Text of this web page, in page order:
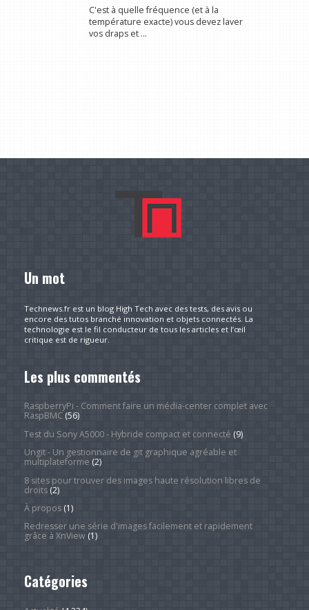
C'est à quelle fréquence (et à la
température exacte) vous devez laver
vos draps et ...
Un mot
Technews.fr est un blog High Tech avec des tests, des avis ou
encore des tutos branché innovation et objets connectés. La
technologie est le fil conducteur de tous les articles et l’œil
critique est de rigueur.
Les plus commentés
RaspberryPi - Comment faire un média-center complet avec
RaspBMC(56)
Test du Sony A5000 - Hybride compact et connecté (9)
Ungit - Un gestionnaire de git graphique agréable et
multiplateforme (2)
8 sites pour trouver des images haute résolution libres de
droits(2)
À propos(1)
Redresser une série d'images facilement et rapidement
grâce à XnView(1)
Catégories